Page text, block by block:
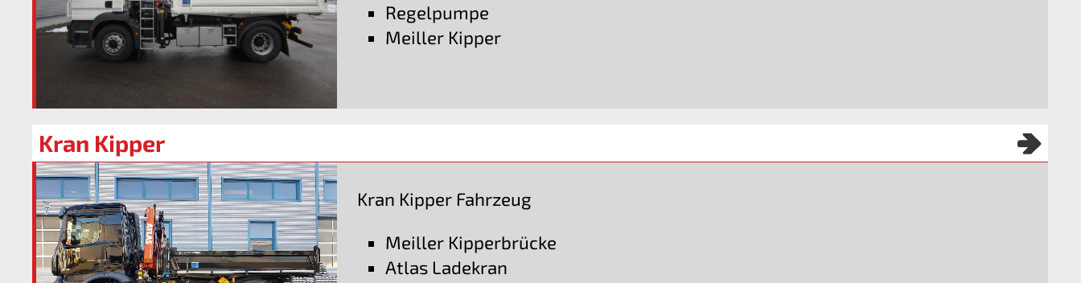
Regelpumpe
Meiller Kipper
Kran Kipper
Kran Kipper Fahrzeug
Meiller Kipperbrücke
Atlas Ladekran